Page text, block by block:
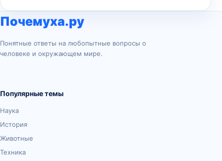
Почемуха.ру
Понятные ответы на любопытные вопросы о
человеке и окружающем мире.
Популярные темы
Наука
История
Животные
Техника